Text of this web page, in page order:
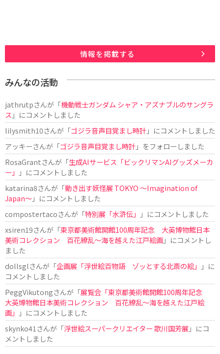
情報を掲載する
みんなの活動
jathrutpさんが「機動戦士ガンダム シャア・アズナブルのサングラ
ス 」にコメントしました
lilysmith10さんが「ゴジラ音声目覚まし時計」にコメントしました
アッキーさんが「ゴジラ音声目覚まし時計」をフォローしました
RosaGrantさんが「生成AIサービス「ビックリマンAIグッズメーカ
ー」
」にコメントしました
katarina8さんが「動き出す妖怪展 TOKYO 〜Imagination of
Japan〜」にコメントしました
compostertacoさんが「特別展「水滸伝」
」にコメントしました
xsiren19さんが「東京都美術館開館100周年記念 大英博物館日本
美術コレクション 百花繚乱～海を越えた江戸絵画」にコメントし
ました
dollsglさんが「企画展「浮世絵百物語 ゾッとする北斎の絵」
」に
コメントしました
PeggVikutongさんが「展覧会「東京都美術館開館100周年記念
大英博物館日本美術コレクション 百花繚乱〜海を越えた江戸絵
画」
」にコメントしました
skynko41 さんが「浮世絵スーパークリエイター 歌川国芳展 」にコ
メントしました